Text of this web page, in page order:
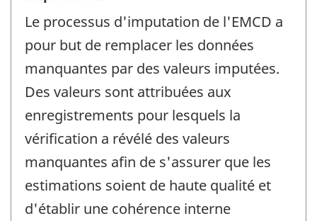
Le processus d'imputation de l'EMCD a
pour but de remplacer les données
manquantes par des valeurs imputées.
Des valeurs sont attribuées aux
enregistrements pour lesquels la
vérification a révélé des valeurs
manquantes afin de s'assurer que les
estimations soient de haute qualité et
d'établir une cohérence interne